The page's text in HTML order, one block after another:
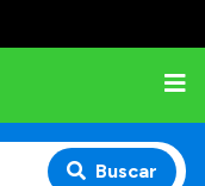
Buscar